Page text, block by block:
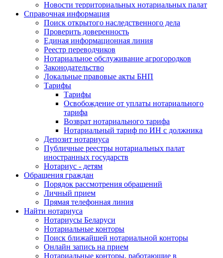
Новости территориальных нотариальных палат
Справочная информация
Поиск открытого наследственного дела
Проверить доверенность
Единая информационная линия
Реестр переводчиков
Нотариальное обслуживание агрогородков
Законодательство
Локальные правовые акты БНП
Тарифы
Тарифы
Освобождение от уплаты нотариального
тарифа
Возврат нотариального тарифа
Нотариальный тариф по ИН с должника
Депозит нотариуса
Публичные реестры нотариальных палат
иностранных государств
Нотариус - детям
Обращения граждан
Порядок рассмотрения обращений
Личный прием
Прямая телефонная линия
Найти нотариуса
Нотариусы Беларуси
Нотариальные конторы
Поиск ближайшей нотариальной конторы
Онлайн запись на прием
Нотариальные конторы, работающие в